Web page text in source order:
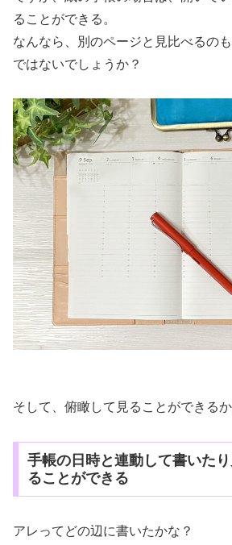
ることができる。
なんなら、別のページと見比べるの
ではないでしょうか？
そして、俯瞰して見ることができる
手帳の日時と連動して書いた
ることができる
アレってどの辺に書いたかな？